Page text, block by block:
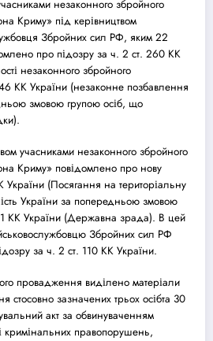
незаконного збройного
Криму» під керівництвом
Збройних сил РФ, яким 22
про підозру за ч. 2 ст. 260 КК
незаконного збройного
КК України (незаконне позбавлення
змовою групою осіб, що
учасниками незаконного збройного
Криму» повідомлено про нову
України (Посягання на територіальну
України за попередньою змовою
КК України (Державна зрада). В цей
Збройних сил РФ
за ч. 2 ст. 110 КК України.
провадження виділено матеріали
стосовно зазначених трьох осібта 30
акт за обвинуваченням
кримінальних правопорушень,